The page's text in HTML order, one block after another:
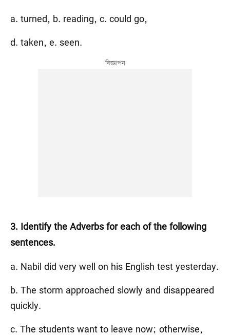
a. turned, b. reading, c. could go,
d. taken, e. seen.
3. Identify the Adverbs for each of the following
sentences.
a. Nabil did very well on his English test yesterday.
b. The storm approached slowly and disappeared
quickly.
c. The students want to leave now; otherwise,